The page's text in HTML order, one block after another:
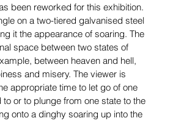
been reworked for this exhibition.
on a two-tiered galvanised steel
it the appearance of soaring. The
space between two states of
between heaven and hell,
and misery. The viewer is
appropriate time to let go of one
or to plunge from one state to the
onto a dinghy soaring up into the